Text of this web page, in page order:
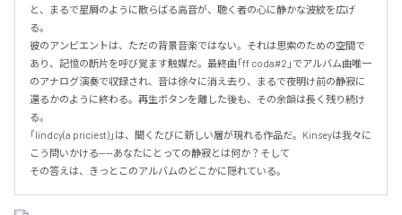
と、まるで星屑のように散らばる高音が、聴く者の心に静かな波紋を広げ
る。
彼のアンビエントは、ただの背景音楽ではない。それは思索のための空間で
あり、記憶の断片を呼び覚ます触媒だ。最終曲「ff coda#2」でアルバム曲唯一
のアナログ演奏で収録され、音は徐々に消え去り、まるで夜明け前の静寂に
還るかのように終わる。再生ボタンを離した後も、その余韻は長く残り続け
る。
「lindcy(a priciest)」は、聞くたびに新しい層が現れる作品だ。Kinseyは我々に
こう問いかける——あなたにとっての静寂とは何か？そして
その答えは、きっとこのアルバムのどこかに隠れている。